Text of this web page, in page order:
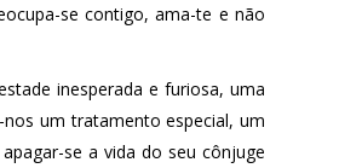
se contigo, ama-te e não
inesperada e furiosa, uma
um tratamento especial, um
se a vida do seu cônjuge